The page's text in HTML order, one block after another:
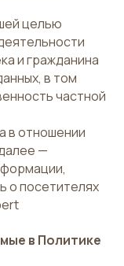
целью
и гражданина
в том
частной
в отношении
—
о посетителях
в Политике